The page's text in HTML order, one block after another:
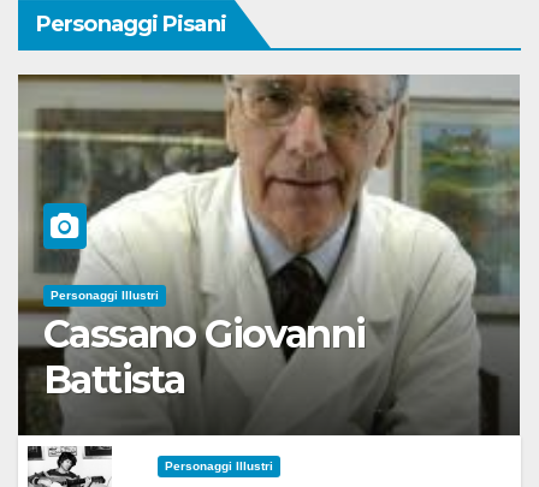
Personaggi Pisani
Personaggi Illustri
Cassano Giovanni
Battista
Personaggi Illustri